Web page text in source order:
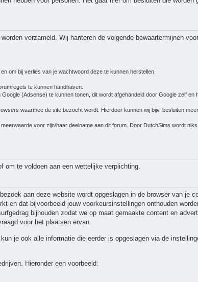
verzameld. Wij hanteren de volgende bewaartermijnen
om bij verlies van je wachtwoord deze te kunnen herstellen.
te kunnen handhaven.
(Adsense) te kunnen tonen, dit wordt afgehandeld door Google zelf en
waarmee de site bezocht wordt. Hierdoor kunnen wij bijv. besluiten
voor zijn/haar deelname aan dit forum. Door DutchSims wordt
om te voldoen aan een wettelijke verplichting.
aan deze website wordt opgeslagen in de browser van je
en dat bijvoorbeeld jouw voorkeursinstellingen onthouden
bijhouden zodat we op maat gemaakte content en
voor het plaatsen ervan.
je ook alle informatie die eerder is opgeslagen via de
Hieronder een voorbeeld: